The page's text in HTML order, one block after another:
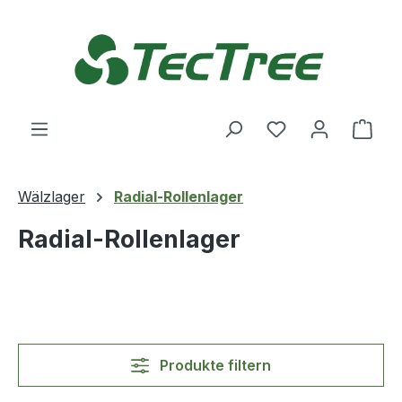
Du hast 0
Wälzlager Radial-Rollenlager
Radial-Rollenlager
Produkte filtern